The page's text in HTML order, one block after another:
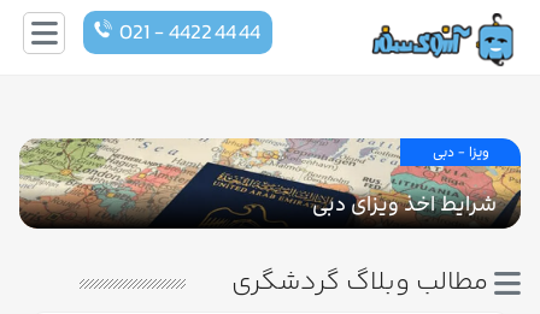
021 - 4422 44 44
ویزا - دبی
شرایط اخذ ویزای دبی
مطالب وبلاگ گردشگری